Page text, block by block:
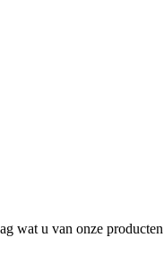
wat u van onze